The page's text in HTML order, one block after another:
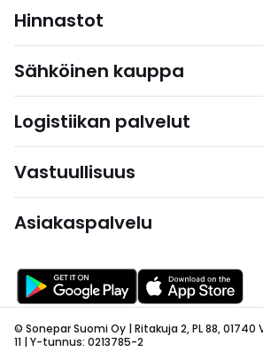
Hinnastot
Sähköinen kauppa
Logistiikan palvelut
Vastuullisuus
Asiakaspalvelu
© Sonepar Suomi Oy | Ritakuja 2, PL 88, 01740
11 | Y-tunnus: 0213785-2